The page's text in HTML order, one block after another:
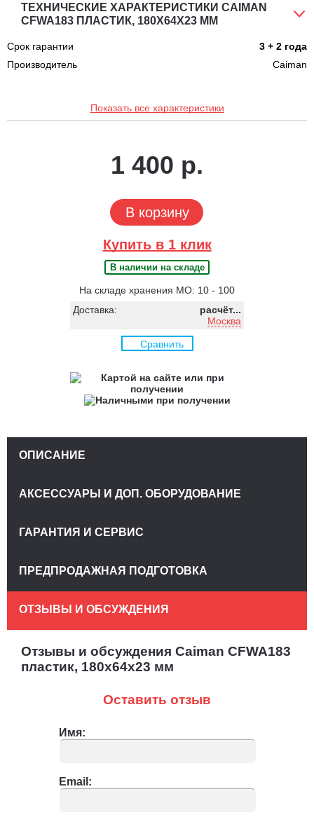
ТЕХНИЧЕСКИЕ ХАРАКТЕРИСТИКИ CAIMAN
CFWA183 ПЛАСТИК, 180Х64Х23 ММ
Срок гарантии
3 + 2 года
Производитель
Caiman
Показать все характеристики
1 400 р.
В корзину
Купить в 1 клик
В наличии на складе
На складе хранения МО: 10 - 100
Доставка:
расчёт...
Москва
Сравнить
Отзывы и обсуждения Caiman CFWA183
пластик, 180х64х23 мм
Оставить отзыв
Имя:
Email:
ОПИСАНИЕ
АКСЕССУАРЫ И ДОП. ОБОРУДОВАНИЕ
ГАРАНТИЯ И СЕРВИС
ПРЕДПРОДАЖНАЯ ПОДГОТОВКА
ОТЗЫВЫ И ОБСУЖДЕНИЯ